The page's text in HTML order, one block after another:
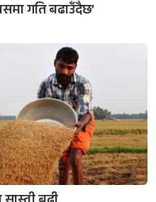
गति बढाउँदैछ’